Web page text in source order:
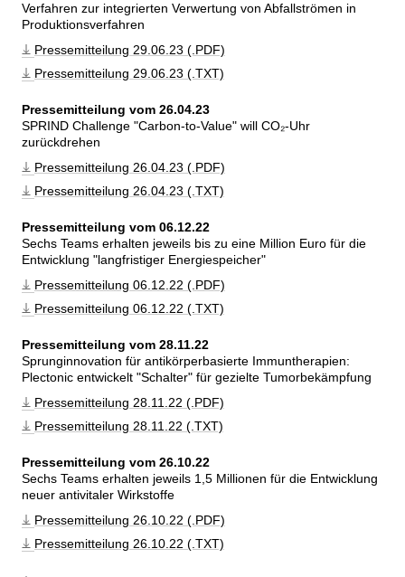
Verfahren zur integrierten Verwertung von Abfallströmen in
Produktionsverfahren
Pressemitteilung 29.06.23 (.PDF)
Pressemitteilung 29.06.23 (.TXT)
Pressemitteilung vom 26.04.23
SPRIND Challenge Carbon-to-Value will CO₂-Uhr
zurückdrehen
Pressemitteilung 26.04.23 (.PDF)
Pressemitteilung 26.04.23 (.TXT)
Pressemitteilung vom 06.12.22
Sechs Teams erhalten jeweils bis zu eine Million Euro für die
Entwicklung
langfristiger Energiespeicher
Pressemitteilung 06.12.22 (.PDF)
Pressemitteilung 06.12.22 (.TXT)
Pressemitteilung vom 28.11.22
Sprunginnovation für antikörperbasierte Immuntherapien:
Plectonic entwickelt Schalter für gezielte Tumorbekämpfung
Pressemitteilung 28.11.22 (.PDF)
Pressemitteilung 28.11.22 (.TXT)
Pressemitteilung vom 26.10.22
Sechs Teams erhalten jeweils 1,5 Millionen für die Entwicklung
neuer antivitaler Wirkstoffe
Pressemitteilung 26.10.22 (.PDF)
Pressemitteilung 26.10.22 (.TXT)